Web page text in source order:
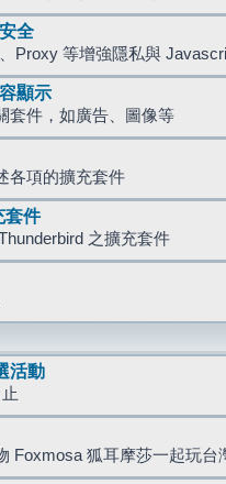
全
Proxy 等增強隱私與
顯示
套件，如廣告、圖像等
各項的擴充套件
套件
之擴充套件
活動
Foxmosa 狐耳摩莎一起玩台